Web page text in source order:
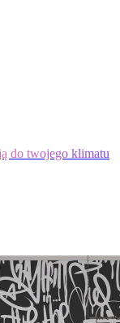
do twojego klimatu